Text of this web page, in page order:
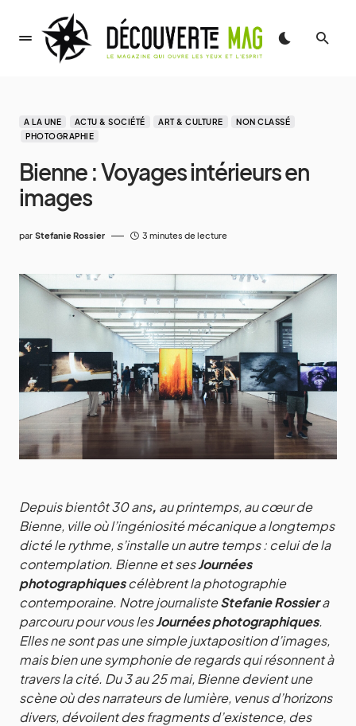
A LA UNE ACTU & SOCIÉTÉ ART & CULTURE
NON CLASSÉ
PHOTOGRAPHIE
Bienne : Voyages intérieurs en
images
par Stefanie Rossier 3 minutes de lecture
Depuis bientôt 30 ans, au printemps, au cœur de
Bienne, ville où l’ingéniosité mécanique a longtemps
dicté le rythme, s’installe un autre temps : celui de la
contemplation. Bienne et sesJournées
photographiquescélèbrent la photographie
contemporaine. Notre journalisteStefanie Rossiera
parcouru pour vous lesJournées photographiques.
Elles ne sont pas une simple juxtaposition d’images,
mais bien une symphonie de regards qui résonnent à
travers la cité. Du 3 au 25 mai, Bienne devient une
scène où des narrateurs de lumière, venus d’horizons
divers, dévoilent des fragments d’existence, des